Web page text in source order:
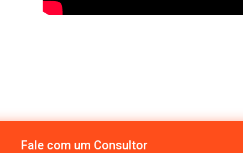
Fale com um Consultor